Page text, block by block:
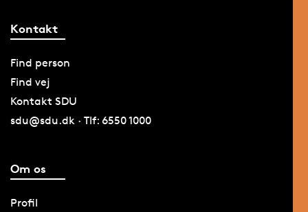
Kontakt
Find person
Find vej
Kontakt SDU
sdu@sdu.dk · Tlf: 6550 1000
Om os
Profil